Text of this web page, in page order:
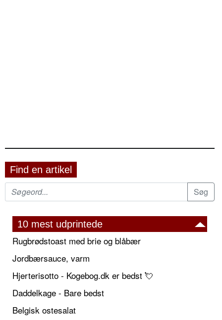
Find en artikel
10 mest udprintede
Rugbrødstoast med brie og blåbær
Jordbærsauce, varm
Hjerterisotto - Kogebog.dk er bedst 💘
Daddelkage - Bare bedst
Belgisk ostesalat